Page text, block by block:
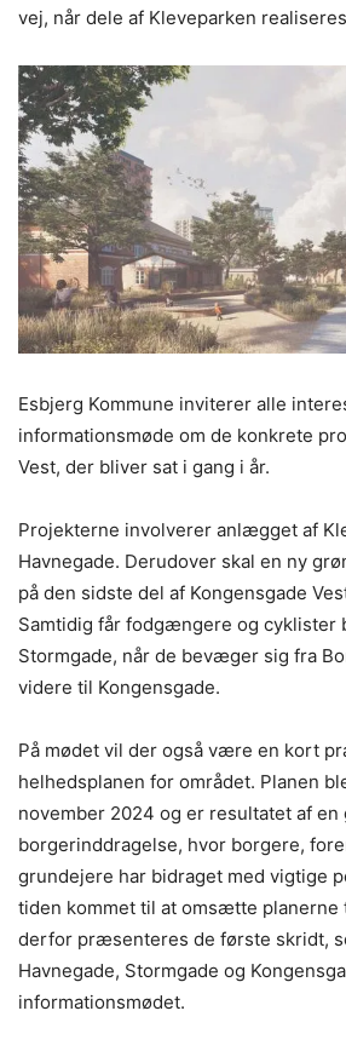
vej, når dele af Kleveparken
Esbjerg Kommune inviterer alle
informationsmøde om de konkrete
Vest, der bliver sat i gang i år.
Projekterne involverer anlægget af
Havnegade. Derudover skal en ny
på den sidste del af Kongensgade
Samtidig får fodgængere og cyklister
Stormgade, når de bevæger sig fra
videre til Kongensgade.
På mødet vil der også være en kort
helhedsplanen for området. Planen
november 2024 og er resultatet af en
borgerinddragelse, hvor borgere,
grundejere har bidraget med vigtige
tiden kommet til at omsætte planerne
derfor præsenteres de første skridt,
Havnegade, Stormgade og
informationsmødet.